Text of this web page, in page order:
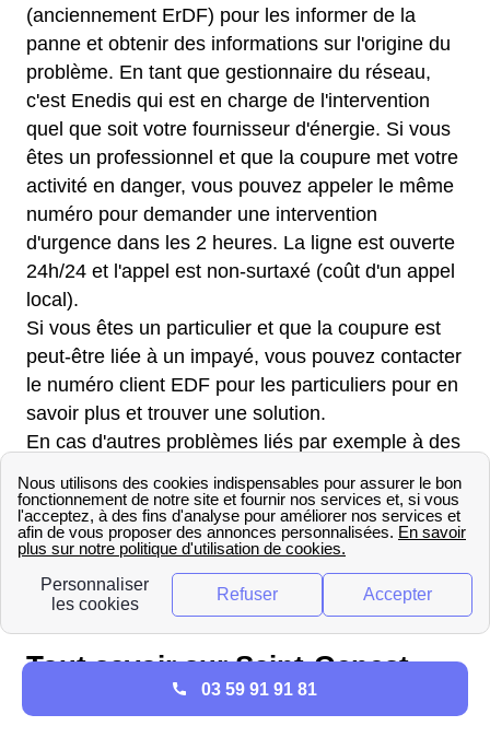
(anciennement ErDF) pour les informer de la
panne et obtenir des informations sur l'origine du
problème. En tant que gestionnaire du réseau,
c'est Enedis qui est en charge de l'intervention
quel que soit votre fournisseur d'énergie. Si vous
êtes un professionnel et que la coupure met votre
activité en danger, vous pouvez appeler le même
numéro pour demander une intervention
d'urgence dans les 2 heures. La ligne est ouverte
24h/24 et l'appel est non-surtaxé (coût d'un appel
local).
Si vous êtes un particulier et que la coupure est
peut-être liée à un impayé, vous pouvez contacter
le numéro client EDF pour les particuliers pour en
savoir plus et trouver une solution.
En cas d'autres problèmes liés par exemple à des
votre mairie à l'adresse : Mairie de Saint-Genest-
Malifaux, Le Bourg, BP 1, 42660 Saint-Genest-
Malifaux. Elle est ouverte à ces horaires : Du
mardi au vendredi de 08h30 à 12h00 et de 13h30
à 17h00, Le samedi de 08h30 à 12h00.
Tout savoir sur Saint-Genest-
03 59 91 91 81